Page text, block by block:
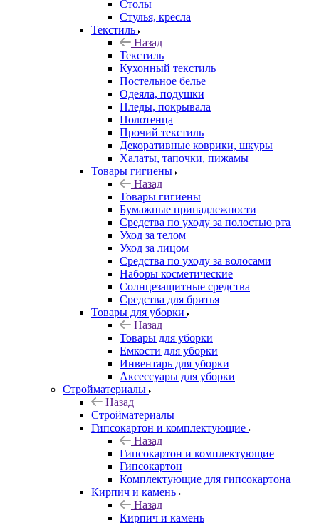
Столы
Стулья, кресла
Текстиль
Назад
Текстиль
Кухонный текстиль
Постельное белье
Одеяла, подушки
Пледы, покрывала
Полотенца
Прочий текстиль
Декоративные коврики, шкуры
Халаты, тапочки, пижамы
Товары гигиены
Назад
Товары гигиены
Бумажные принадлежности
Средства по уходу за полостью рта
Уход за телом
Уход за лицом
Средства по уходу за волосами
Наборы косметические
Солнцезащитные средства
Средства для бритья
Товары для уборки
Назад
Товары для уборки
Емкости для уборки
Инвентарь для уборки
Аксессуары для уборки
Стройматериалы
Назад
Стройматериалы
Гипсокартон и комплектующие
Назад
Гипсокартон и комплектующие
Гипсокартон
Комплектующие для гипсокартона
Кирпич и камень
Назад
Кирпич и камень